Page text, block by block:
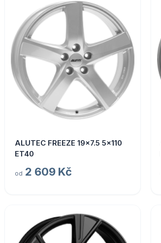
ALUTEC FREEZE 19x7.5 5x110
ET40
od 2 609 Kč